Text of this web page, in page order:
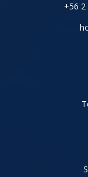
+56 2